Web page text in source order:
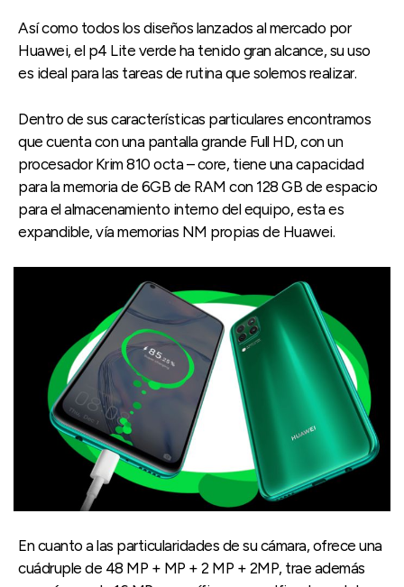
Así como todos los diseños lanzados al mercado por
Huawei, el p4 Lite verde ha tenido gran alcance, su uso
es ideal para las tareas de rutina que solemos realizar.
Dentro de sus características particulares encontramos
que cuenta con una pantalla grande Full HD, con un
procesador Krim 810 octa – core, tiene una capacidad
para la memoria de 6GB de RAM con 128 GB de espacio
para el almacenamiento interno del equipo, esta es
expandible, vía memorias NM propias de Huawei.
En cuanto a las particularidades de su cámara, ofrece una
cuádruple de 48 MP + MP + 2 MP + 2MP, trae además